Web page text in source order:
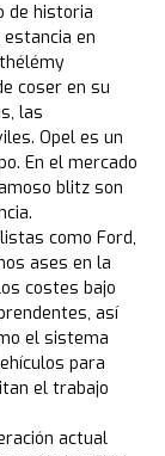
de historia
en
coser en su
las
Opel es un
En el mercado
blitz son
como Ford,
ases en la
costes bajo
así
el sistema
para
el trabajo
actual